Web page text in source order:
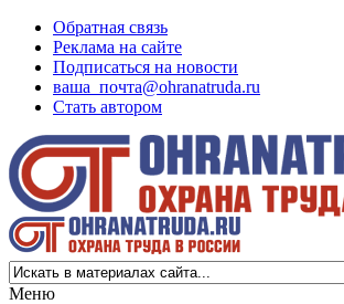
Обратная связь
Реклама на сайте
Подписаться на новости
ваша_почта@ohranatruda.ru
Стать автором
Меню